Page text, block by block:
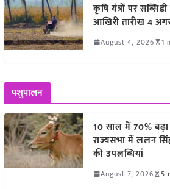
कृषि यंत्रों पर
आखिरी तारीख 4
August 4, 2026 1
पशुपालन
10 साल में 70%
राज्यसभा में ललन
की उपलब्धियां
August 7, 2026 5